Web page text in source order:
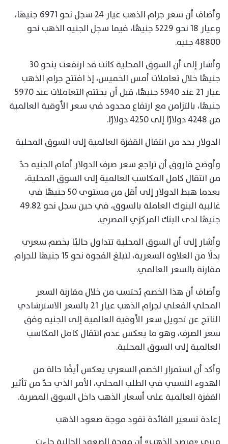
وأضاف أن سعر جرام الذهب عيار 24 سجل نحو 6971 جنيهًا،
وعيار 18 نحو 5229 جنيهًا، فيما سجل الجنيه الذهب نحو
48800 جنيه.
وأشار إلى أن السوق المحلية كانت قد ارتفعت بنحو 30
جنيهًا خلال تعاملات أمس الخميس، إذ افتتح جرام الذهب
عيار 21 عند 5940 جنيهًا، قبل أن يختتم التعاملات عند 5970
جنيهًا، بالتزامن مع ارتفاع محدود في سعر الأوقية العالمية
من 4248 دولارًا إلى 4250 دولارًا.
الدولار يحد من انتقال القفزة العالمية إلى السوق المحلية
وأوضح فاروق أن تراجع سعر صرف الدولار أمام الجنيه حدّ
من انتقال كامل المكاسب العالمية إلى السوق المحلية،
بعدما هبط الدولار إلى أقل من مستوى 50 جنيهًا في
غالبية البنوك العاملة بالسوق، في حين سجل نحو 49.82
جنيهًا لدى البنك المركزي المصري.
وأشار إلى أن السوق المحلية تتداول حاليًا بخصم سعري
بدلًا من العلاوة السعرية، لتبلغ الفجوة نحو 15 جنيهًا للجرام
مقارنة بالسعر العالمي.
وأضاف أن هذا الخصم يُحتسب من خلال مقارنة السعر
المحلي الفعلي لجرام الذهب عيار 21 بالسعر الاسترشادي
الناتج عن تحويل سعر الأوقية العالمية إلى الجنيه وفق
سعر الصرف، وهو ما يعكس عدم انتقال كامل المكاسب
العالمية إلى السوق المحلية.
وأكد أن استمرار الخصم السعري يعكس أيضًا حالة من
الهدوء النسبي في الطلب المحلي، الأمر الذي حدّ من تأثير
القفزة العالمية على أسعار الذهب داخل السوق المصرية.
إعادة تسعير الفائدة تقود موجة صعود الذهب